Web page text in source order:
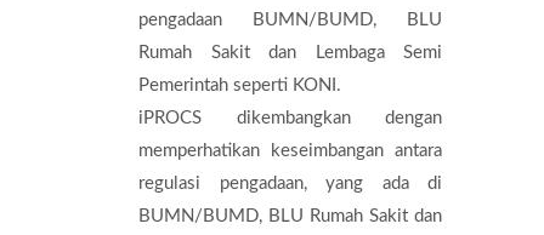
pengadaan BUMN/BUMD, BLU
Rumah Sakit dan Lembaga Semi
Pemerintah seperti KONI.
iPROCS dikembangkan dengan
memperhatikan keseimbangan antara
regulasi pengadaan, yang ada di
BUMN/BUMD, BLU Rumah Sakit dan